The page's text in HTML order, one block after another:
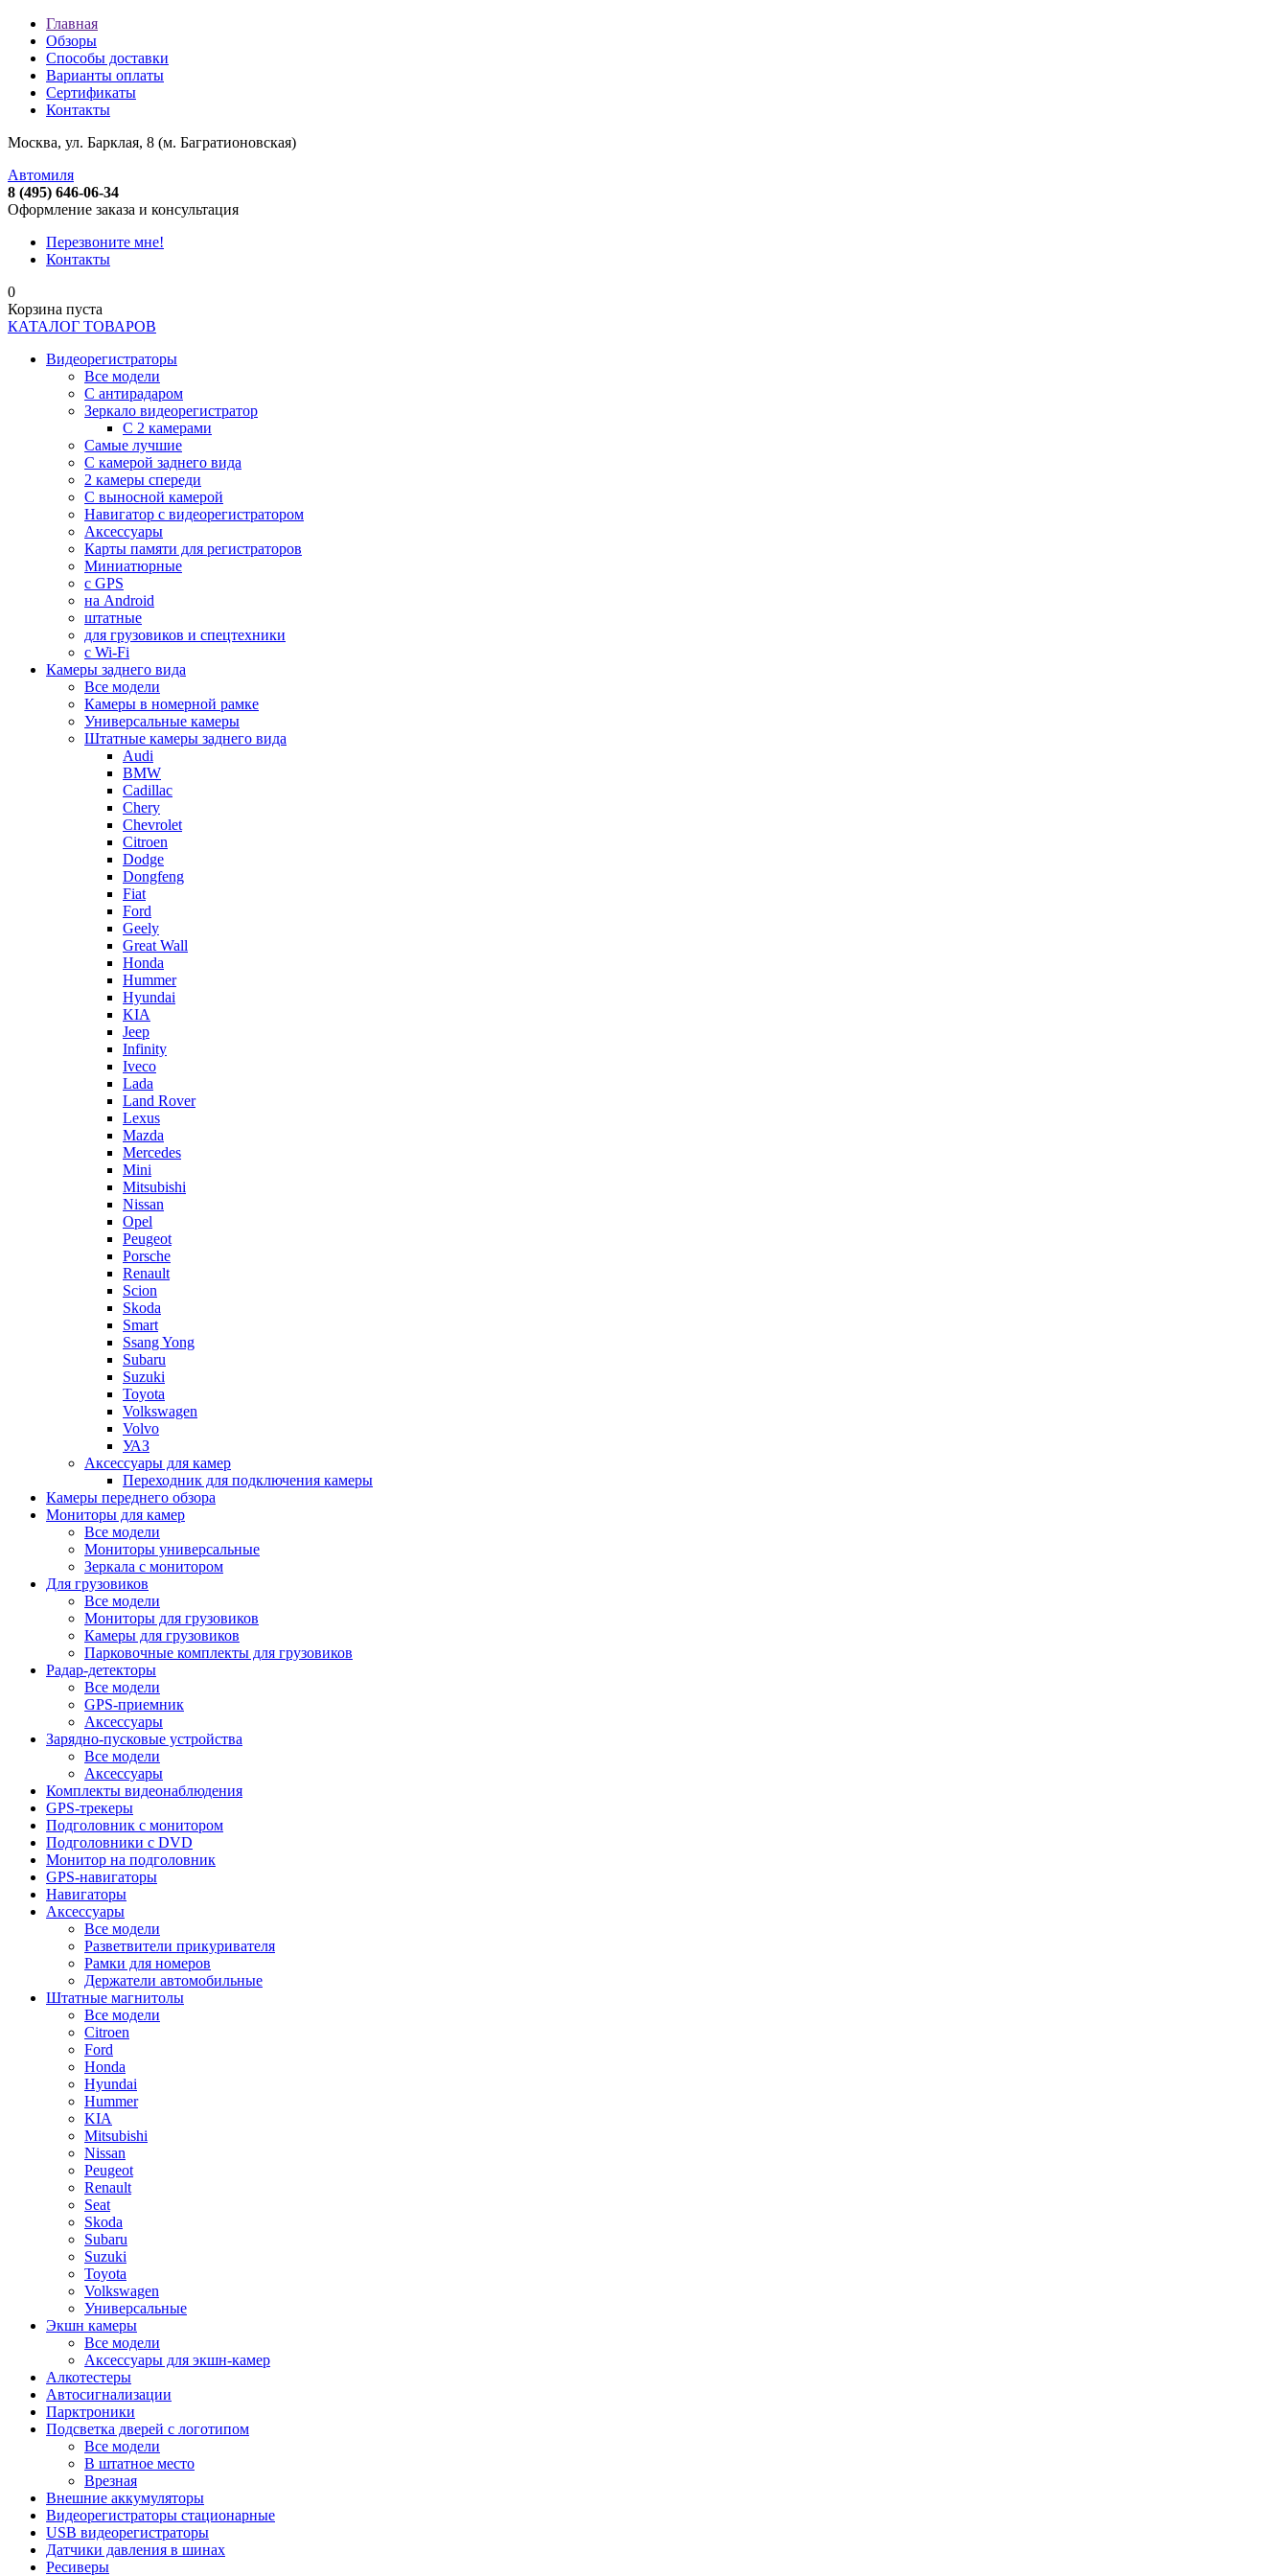
Главная
Обзоры
Способы доставки
Варианты оплаты
Сертификаты
Контакты
Москва, ул. Барклая, 8 (м. Багратионовская)
Автомиля
8 (495) 646-06-34
Оформление заказа и консультация
Перезвоните мне!
Контакты
0
Корзина пуста
КАТАЛОГ ТОВАРОВ
Видеорегистраторы
Все модели
C антирадаром
Зеркало видеорегистратор
С 2 камерами
Самые лучшие
С камерой заднего вида
2 камеры спереди
С выносной камерой
Навигатор с видеорегистратором
Аксессуары
Карты памяти для регистраторов
Миниатюрные
с GPS
на Android
штатные
для грузовиков и спецтехники
с Wi-Fi
Камеры заднего вида
Все модели
Камеры в номерной рамке
Универсальные камеры
Штатные камеры заднего вида
Audi
BMW
Cadillac
Chery
Chevrolet
Citroen
Dodge
Dongfeng
Fiat
Ford
Geely
Great Wall
Honda
Hummer
Hyundai
KIA
Jeep
Infinity
Iveco
Lada
Land Rover
Lexus
Mazda
Mercedes
Mini
Mitsubishi
Nissan
Opel
Peugeot
Porsche
Renault
Scion
Skoda
Smart
Ssang Yong
Subaru
Suzuki
Toyota
Volkswagen
Volvo
УАЗ
Аксессуары для камер
Переходник для подключения камеры
Камеры переднего обзора
Мониторы для камер
Все модели
Мониторы универсальные
Зеркала с монитором
Для грузовиков
Все модели
Мониторы для грузовиков
Камеры для грузовиков
Парковочные комплекты для грузовиков
Радар-детекторы
Все модели
GPS-приемник
Аксессуары
Зарядно-пусковые устройства
Все модели
Аксессуары
Комплекты видеонаблюдения
GPS-трекеры
Подголовник с монитором
Подголовники с DVD
Монитор на подголовник
GPS-навигаторы
Навигаторы
Аксессуары
Все модели
Разветвители прикуривателя
Рамки для номеров
Держатели автомобильные
Штатные магнитолы
Все модели
Citroen
Ford
Honda
Hyundai
Hummer
KIA
Mitsubishi
Nissan
Peugeot
Renault
Seat
Skoda
Subaru
Suzuki
Toyota
Volkswagen
Универсальные
Экшн камеры
Все модели
Аксессуары для экшн-камер
Алкотестеры
Автосигнализации
Парктроники
Подсветка дверей с логотипом
Все модели
В штатное место
Врезная
Внешние аккумуляторы
Видеорегистраторы стационарные
USB видеорегистраторы
Датчики давления в шинах
Ресиверы